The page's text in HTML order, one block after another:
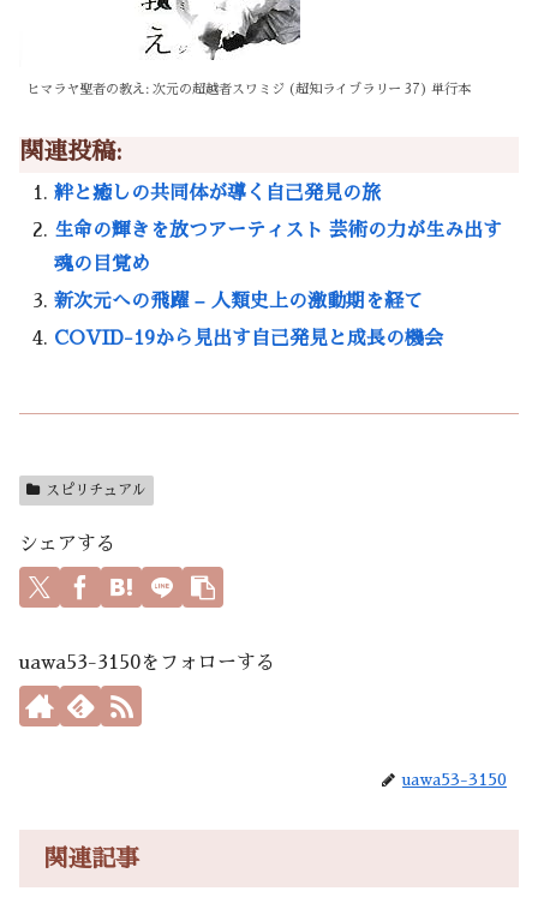
ヒマラヤ聖者の教え: 次元の超越者スワミジ (超知ライブラリー 37) 単行本
関連投稿:
絆と癒しの共同体が導く自己発見の旅
生命の輝きを放つアーティスト 芸術の力が生み出す
魂の目覚め
新次元への飛躍 – 人類史上の激動期を経て
COVID-19から見出す自己発見と成長の機会
スピリチュアル
シェアする
uawa53-3150をフォローする
uawa53-3150
関連記事